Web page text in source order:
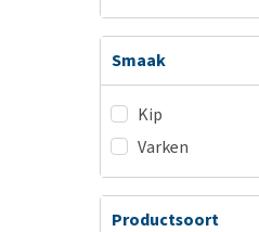
Smaak
Kip
Varken
Productsoort